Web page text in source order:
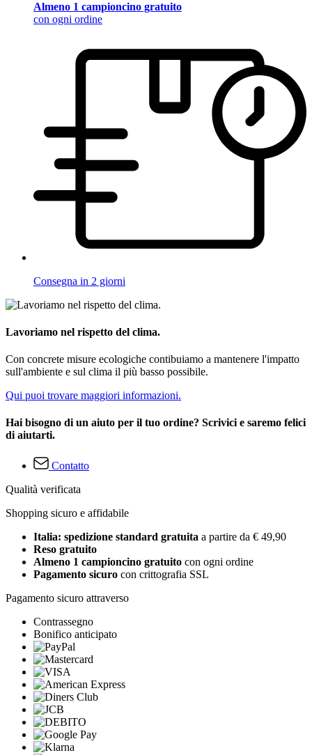
Almeno 1 campioncino gratuito
con ogni ordine
Consegna in 2 giorni
Lavoriamo nel rispetto del clima.
Con concrete misure ecologiche contibuiamo a mantenere l'impatto
sull'ambiente e sul clima il più basso possibile.
Qui puoi trovare maggiori informazioni.
Hai bisogno di un aiuto per il tuo ordine? Scrivici e saremo felici
di aiutarti.
Contatto
Qualità verificata
Shopping sicuro e affidabile
Italia: spedizione standard gratuita a partire da € 49,90
Reso gratuito
Almeno 1 campioncino gratuito con ogni ordine
Pagamento sicuro con crittografia SSL
Pagamento sicuro attraverso
Contrassegno
Bonifico anticipato